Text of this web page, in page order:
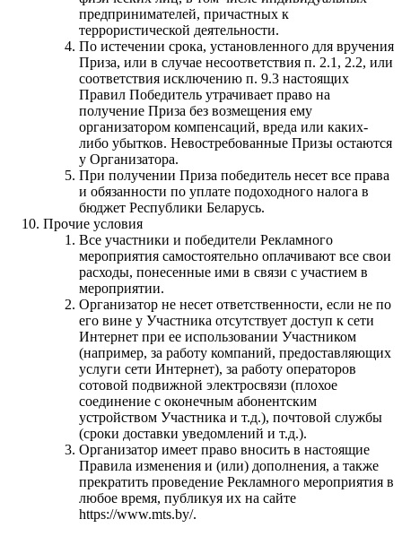
предпринимателей, причастных к
террористической деятельности.
По истечении срока, установленного для вручения
Приза, или в случае несоответствия п. 2.1, 2.2, или
соответствия исключению п. 9.3 настоящих
Правил Победитель утрачивает право на
получение Приза без возмещения ему
организатором компенсаций, вреда или каких-
либо убытков. Невостребованные Призы остаются
у Организатора.
При получении Приза победитель несет все права
и обязанности по уплате подоходного налога в
бюджет Республики Беларусь.
Прочие условия
Все участники и победители Рекламного
мероприятия самостоятельно оплачивают все свои
расходы, понесенные ими в связи с участием в
мероприятии.
Организатор не несет ответственности, если не по
его вине у Участника отсутствует доступ к сети
Интернет при ее использовании Участником
(например, за работу компаний, предоставляющих
услуги сети Интернет), за работу операторов
сотовой подвижной электросвязи (плохое
соединение с оконечным абонентским
устройством Участника и т.д.), почтовой службы
(сроки доставки уведомлений и т.д.).
Организатор имеет право вносить в настоящие
Правила изменения и (или) дополнения, а также
прекратить проведение Рекламного мероприятия в
любое время, публикуя их на сайте
https://www.mts.by/.